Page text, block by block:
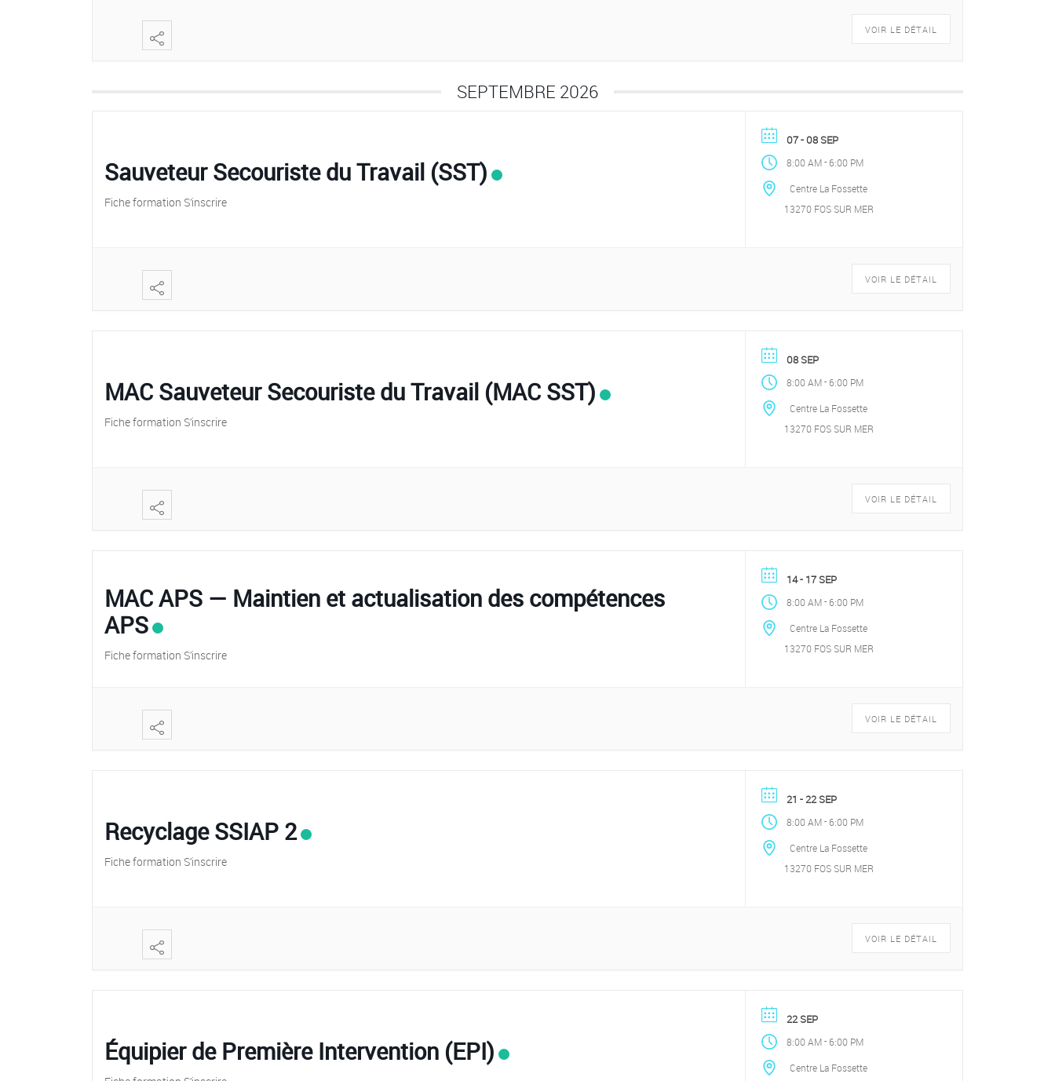
VOIR LE DÉTAIL
SEPTEMBRE 2026
Sauveteur Secouriste du Travail (SST)
Fiche formation S’inscrire
07 - 08 SEP
8:00 AM- 6:00 PM
Centre La Fossette
13270 FOS SUR MER
VOIR LE DÉTAIL
MAC Sauveteur Secouriste du Travail (MAC SST)
Fiche formation S’inscrire
08 SEP
8:00 AM- 6:00 PM
Centre La Fossette
13270 FOS SUR MER
VOIR LE DÉTAIL
MAC APS — Maintien et actualisation des compétences
APS
Fiche formation S’inscrire
14 - 17 SEP
8:00 AM- 6:00 PM
Centre La Fossette
13270 FOS SUR MER
VOIR LE DÉTAIL
Recyclage SSIAP 2
Fiche formation S’inscrire
21 - 22 SEP
8:00 AM- 6:00 PM
Centre La Fossette
13270 FOS SUR MER
VOIR LE DÉTAIL
Équipier de Première Intervention (EPI)
22 SEP
8:00 AM- 6:00 PM
Centre La Fossette